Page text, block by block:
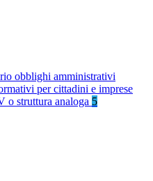
obblighi amministrativi
per cittadini e imprese
o struttura analoga 5